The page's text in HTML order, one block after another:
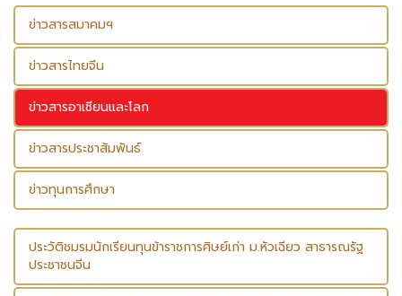
ข่าวสารสมาคมฯ
ข่าวสารไทยจีน
ข่าวสารอาเซียนและโลก
ข่าวสารประชาสัมพันธ์
ข่าวทุนการศึกษา
ประวัติชมรมนักเรียนทุนข้าราชการศิษย์เก่า ม.หัวเฉียว สาธารณรัฐ
ประชาชนจีน